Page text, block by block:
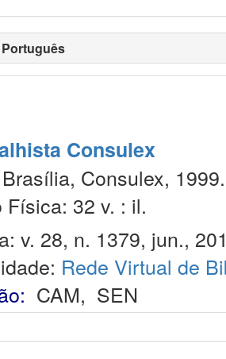
Consulex
Consulex, 1999.
32 v. : il.
v. 28, n. 1379, jun.,
Rede Virtual de
CAM, SEN